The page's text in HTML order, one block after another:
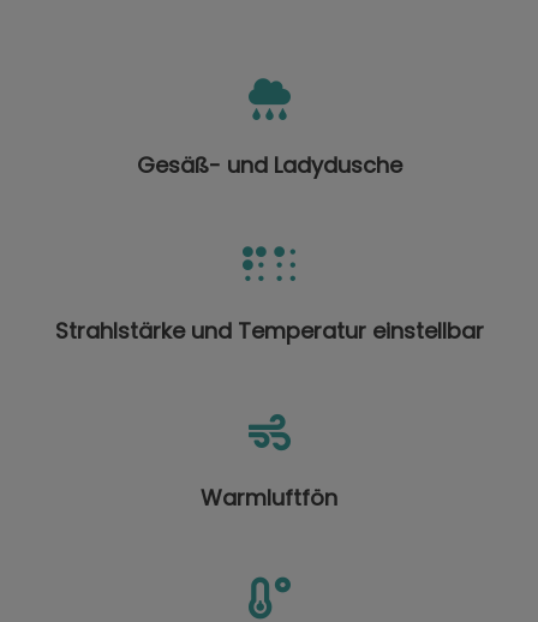
Gesäß- und Ladydusche
Strahlstärke und Temperatur einstellbar
Warmluftfön